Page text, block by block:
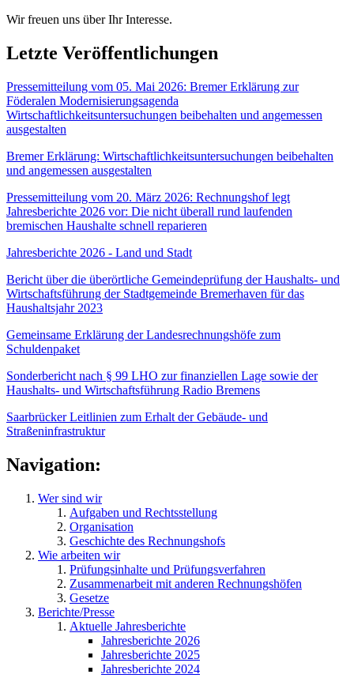
Wir freuen uns über Ihr Interesse.
Letzte Veröffentlichungen
Pressemitteilung vom 05. Mai 2026: Bremer Erklärung zur
Föderalen Modernisierungsagenda
Wirtschaftlichkeitsuntersuchungen beibehalten und angemessen
ausgestalten
Bremer Erklärung: Wirtschaftlichkeitsuntersuchungen beibehalten
und angemessen ausgestalten
Pressemitteilung vom 20. März 2026: Rechnungshof legt
Jahresberichte 2026 vor: Die nicht überall rund laufenden
bremischen Haushalte schnell reparieren
Jahresberichte 2026 - Land und Stadt
Bericht über die überörtliche Gemeindeprüfung der Haushalts- und
Wirtschaftsführung der Stadtgemeinde Bremerhaven für das
Haushaltsjahr 2023
Gemeinsame Erklärung der Landesrechnungshöfe zum
Schuldenpaket
Sonderbericht nach § 99 LHO zur finanziellen Lage sowie der
Haushalts- und Wirtschaftsführung Radio Bremens
Saarbrücker Leitlinien zum Erhalt der Gebäude- und
Straßeninfrastruktur
Navigation:
Wer sind wir
Aufgaben und Rechtsstellung
Organisation
Geschichte des Rechnungshofs
Wie arbeiten wir
Prüfungsinhalte und Prüfungsverfahren
Zusammenarbeit mit anderen Rechnungshöfen
Gesetze
Berichte/Presse
Aktuelle Jahresberichte
Jahresberichte 2026
Jahresberichte 2025
Jahresberichte 2024